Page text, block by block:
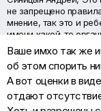
не запрещено
мнение, так это и
имени какой-то
это писал, а что бы
скромное мнение
Улыбка
Ваше имхо так же
об этом спорить
А вот оценки в
отдают